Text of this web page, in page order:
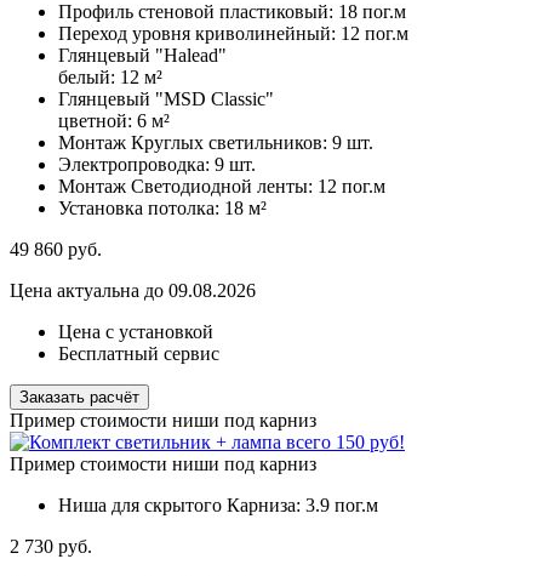
Профиль стеновой пластиковый: 18 пог.м
Переход уровня криволинейный: 12 пог.м
Глянцевый "Halead"
белый: 12 м²
Глянцевый "MSD Classic"
цветной: 6 м²
Монтаж Круглых светильников: 9 шт.
Электропроводка: 9 шт.
Монтаж Светодиодной ленты: 12 пог.м
Установка потолка: 18 м²
49 860 руб.
Цена актуальна до 09.08.2026
Цена с установкой
Бесплатный сервис
Заказать расчёт
Пример стоимости ниши под карниз
Пример стоимости ниши под карниз
Ниша для скрытого Карниза: 3.9 пог.м
2 730 руб.